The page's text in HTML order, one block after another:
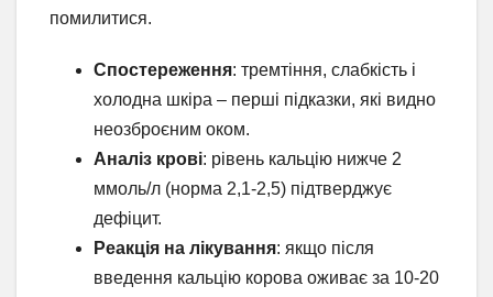
помилитися.
Спостереження: тремтіння, слабкість і
холодна шкіра – перші підказки, які видно
неозброєним оком.
Аналіз крові: рівень кальцію нижче 2
ммоль/л (норма 2,1-2,5) підтверджує
дефіцит.
Реакція на лікування: якщо після
введення кальцію корова оживає за 10-20